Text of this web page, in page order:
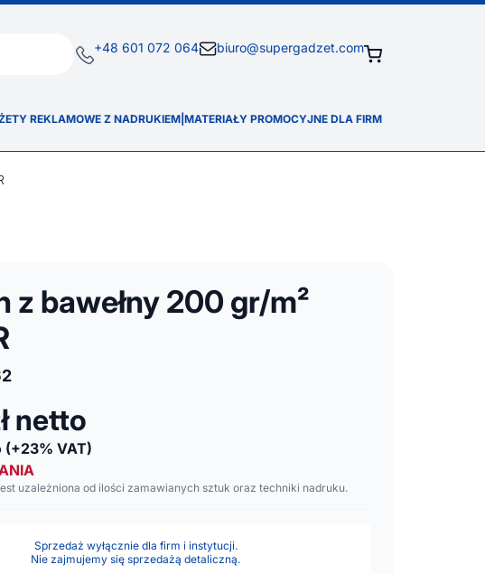
+48 601 072 064 biuro@supergadzet.com
REKLAMOWE Z NADRUKIEM MATERIAŁY PROMOCYJNE DLA FIRM
z bawełny 200 gr/m²
netto
(+23% VAT)
uzależniona od ilości zamawianych sztuk oraz techniki nadruku.
Sprzedaż wyłącznie dla firm i instytucji.
Nie zajmujemy się sprzedażą detaliczną.